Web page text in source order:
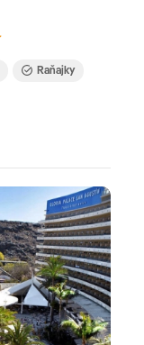
Raňajky